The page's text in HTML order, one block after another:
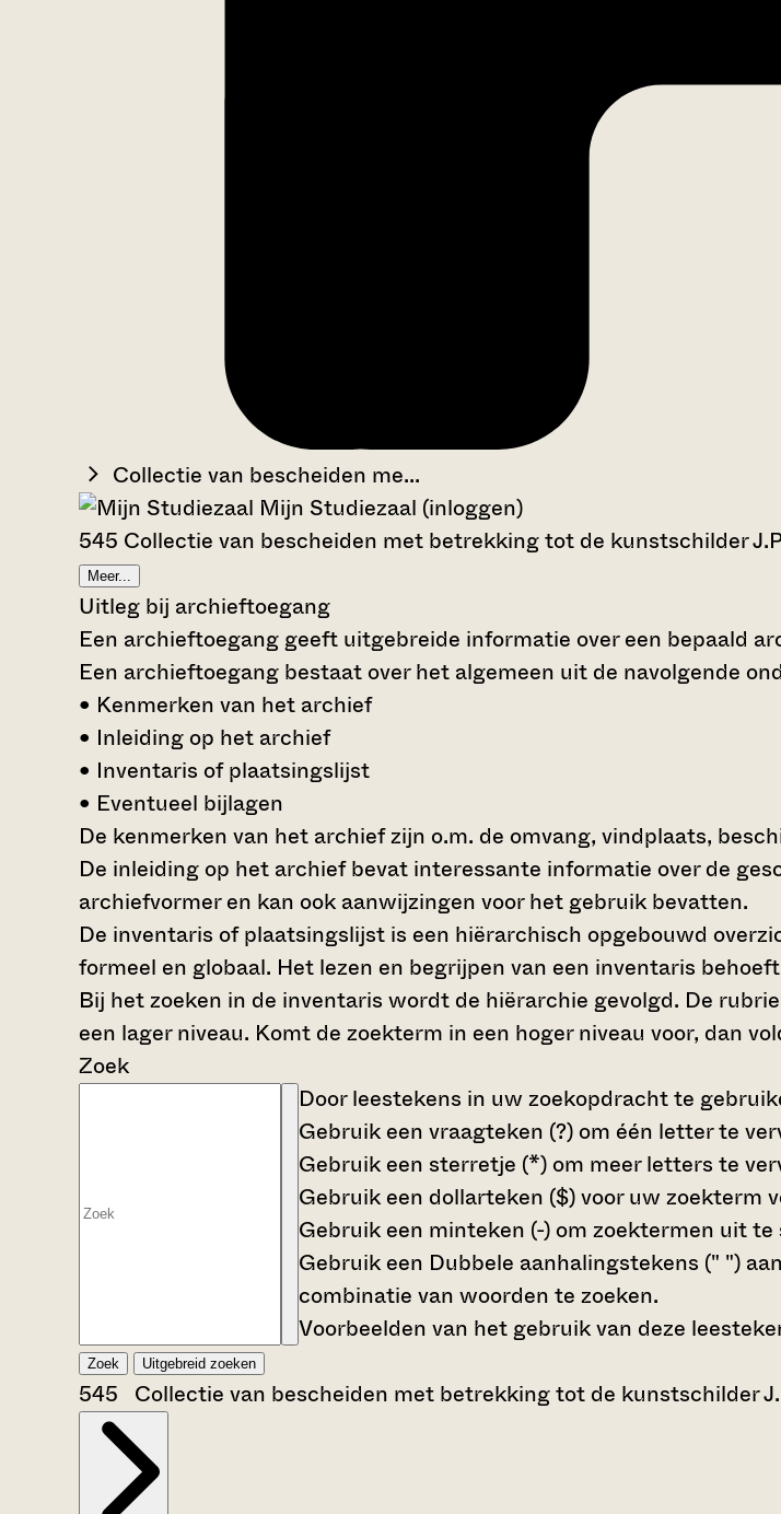
Collectie van bescheiden me...
Mijn Studiezaal (inloggen)
545 Collectie van bescheiden met betrekking tot de kunstschilder
Meer...
Uitleg bij archieftoegang
Een archieftoegang geeft uitgebreide informatie over een bepaald
Een archieftoegang bestaat over het algemeen uit de navolgende
• Kenmerken van het archief
• Inleiding op het archief
• Inventaris of plaatsingslijst
• Eventueel bijlagen
De kenmerken van het archief zijn o.m. de omvang, vindplaats,
De inleiding op het archief bevat interessante informatie over de
archiefvormer en kan ook aanwijzingen voor het gebruik bevatten.
De inventaris of plaatsingslijst is een hiërarchisch opgebouwd
formeel en globaal. Het lezen en begrijpen van een inventaris
Bij het zoeken in de inventaris wordt de hiërarchie gevolgd. De
een lager niveau. Komt de zoekterm in een hoger niveau voor, dan
Zoek
Door leestekens in uw zoekopdracht te
Gebruik een vraagteken (?) om één letter te
Gebruik een sterretje (*) om meer letters te
Gebruik een dollarteken ($)voor uw zoekterm
Gebruik een minteken (-) om zoektermen uit te
Gebruik een Dubbele aanhalingstekens (" ")
combinatie van woorden te zoeken.
Voorbeelden van het gebruik van deze
Zoek Uitgebreid zoeken
545 Collectie van bescheiden met betrekking tot de kunstschilder